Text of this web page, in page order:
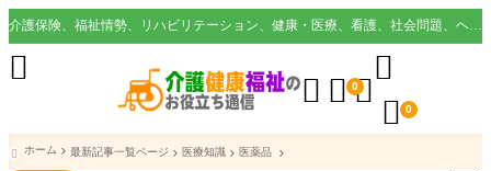
介護保険、福祉情勢、リハビリテーション、健康・医療、看護、社会問題、ヘルスケア業界など様々な切り口から役立つ情報を配信。
  0

 0

 ホーム 最新記事一覧ページ 医療知識 医薬品